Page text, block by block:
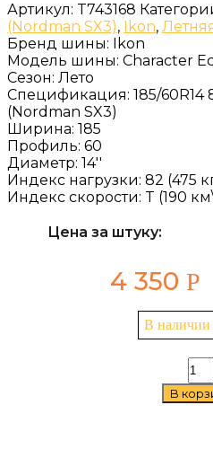
Артикул: T743168
(Nordman SX3), Ikon,
Бренд шины: Ikon
Модель шины: Character
Сезон: Лето
Спецификация: 185/60R14
(Nordman SX3)
Ширина: 185
Профиль: 60
Диаметр: 14''
Индекс нагрузки: 82 (475
Индекс скорости: T (190
Цена за штуку:
4 350 Р
В наличии
Ikon
В